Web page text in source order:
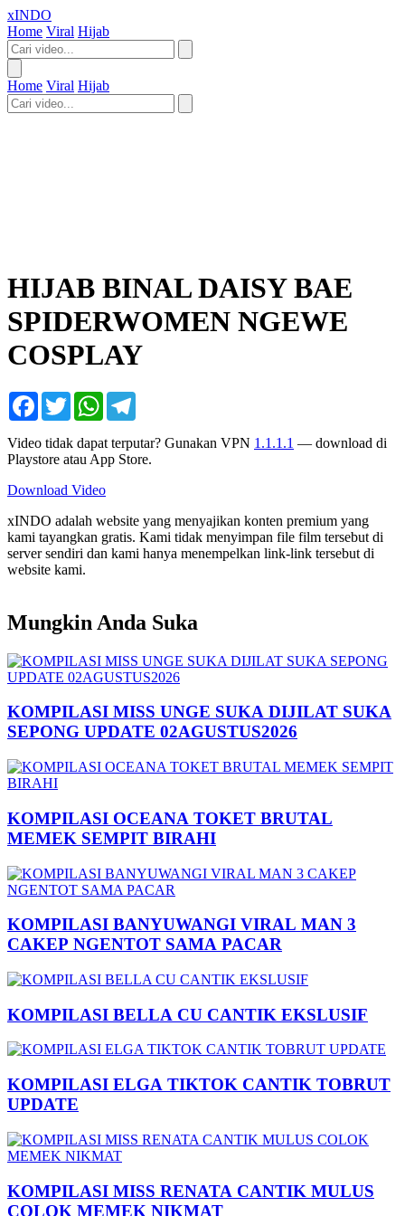
xINDO
Home Viral Hijab
Home Viral Hijab
HIJAB BINAL DAISY BAE
SPIDERWOMEN NGEWE
COSPLAY
Facebook
TwitterWhatsApp
Video tidak dapat terputar? Gunakan VPN 1.1.1.1 — download di
Playstore atau App Store.
Download Video
xINDO adalah website yang menyajikan konten premium yang
kami tayangkan gratis. Kami tidak menyimpan file film tersebut di
server sendiri dan kami hanya menempelkan link-link tersebut di
website kami.
Mungkin Anda Suka
KOMPILASI MISS UNGE SUKA DIJILAT SUKA
SEPONG UPDATE 02AGUSTUS2026
KOMPILASI OCEANA TOKET BRUTAL
MEMEK SEMPIT BIRAHI
KOMPILASI BANYUWANGI VIRAL MAN 3
CAKEP NGENTOT SAMA PACAR
KOMPILASI BELLA CU CANTIK EKSLUSIF
KOMPILASI ELGA TIKTOK CANTIK TOBRUT
UPDATE
KOMPILASI MISS RENATA CANTIK MULUS
COLOK MEMEK NIKMAT